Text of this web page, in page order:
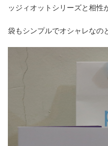
ッジィオットシリーズと相性
袋もシンプルでオシャレなの